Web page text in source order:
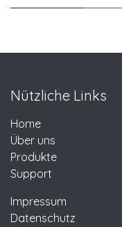
Nützliche Links
Home
Über uns
Produkte
Support
Impressum
Datenschutz